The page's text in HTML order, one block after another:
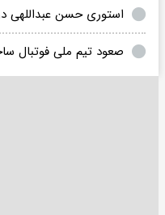
استوری حسن عبداللهی
صعود تیم ملی فوتبال